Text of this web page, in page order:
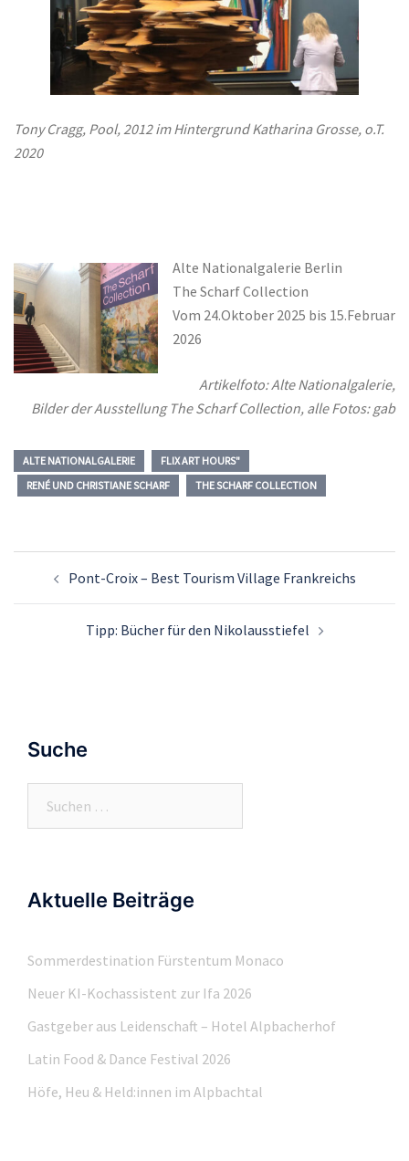
Tony Cragg, Pool, 2012 im Hintergrund Katharina Grosse, o.T.
2020
Alte Nationalgalerie Berlin
The Scharf Collection
Vom 24.Oktober 2025 bis 15.Februar
2026
Artikelfoto: Alte Nationalgalerie,
Bilder der Ausstellung The Scharf Collection, alle Fotos: gab
ALTE NATIONALGALERIE
FLIX ART HOURS"
RENÉ UND CHRISTIANE SCHARF
THE SCHARF COLLECTION
Navigation
Pont-Croix – Best Tourism Village Frankreichs
Tipp: Bücher für den Nikolausstiefel
Suche
Aktuelle Beiträge
Sommerdestination Fürstentum Monaco
Neuer KI-Kochassistent zur Ifa 2026
Gastgeber aus Leidenschaft – Hotel Alpbacherhof
Latin Food & Dance Festival 2026
Höfe, Heu & Held:innen im Alpbachtal